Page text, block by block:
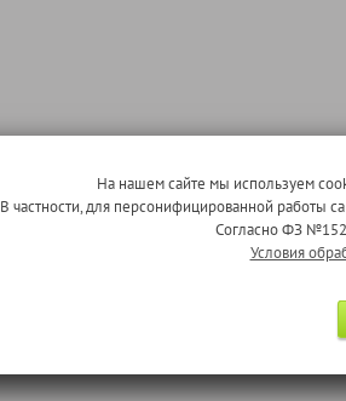
На нашем сайте мы используем
В частности, для персонифицированной работы
Согласно ФЗ
Условия